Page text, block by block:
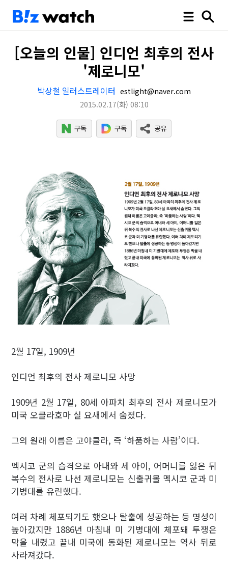
[오늘의 인물] 인디언 최후의 전사
'제로니모'
박상철 일러스트레이터 estlight@naver.com
2015.02.17(화) 08:10
2월 17일, 1909년
인디언 최후의 전사 제로니모 사망
1909년 2월 17일, 80세 아파치 최후의 전사 제로니모가
미국 오클라호마 실 요새에서 숨졌다.
그의 원래 이름은 고야클라, 즉 ‘하품하는 사람’이다.
멕시코 군의 습격으로 아내와 세 아이, 어머니를 잃은 뒤
복수의 전사로 나선 제로니모는 신출귀몰 멕시코 군과 미
기병대를 유린했다.
여러 차례 체포되기도 했으나 탈출에 성공하는 등 명성이
높아갔지만 1886년 마침내 미 기병대에 체포돼 투쟁은
막을 내렸고 끝내 미국에 동화된 제로니모는 역사 뒤로
사라져갔다.